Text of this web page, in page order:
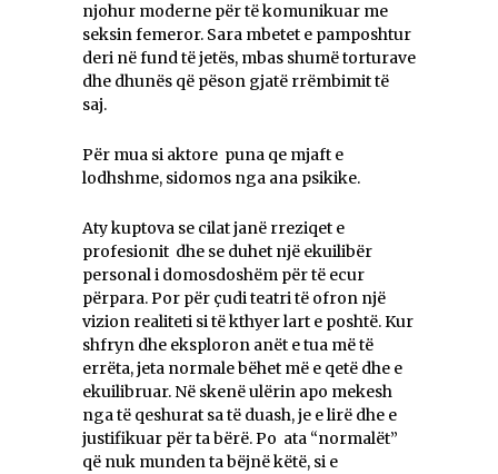
njohur moderne për të komunikuar me
seksin femeror. Sara mbetet e pamposhtur
deri në fund të jetës, mbas shumë torturave
dhe dhunës që pëson gjatë rrëmbimit të
saj.
Për mua si aktore puna qe mjaft e
lodhshme, sidomos nga ana psikike.
Aty kuptova se cilat janë rreziqet e
profesionit dhe se duhet një ekuilibër
personal i domosdoshëm për të ecur
përpara. Por për çudi teatri të ofron një
vizion realiteti si të kthyer lart e poshtë. Kur
shfryn dhe eksploron anët e tua më të
errëta, jeta normale bëhet më e qetë dhe e
ekuilibruar. Në skenë ulërin apo mekesh
nga të qeshurat sa të duash, je e lirë dhe e
justifikuar për ta bërë. Po ata “normalët”
që nuk munden ta bëjnë këtë, si e